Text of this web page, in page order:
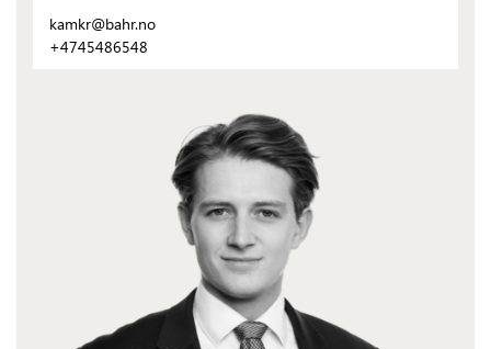
kamkr@bahr.no
+4745486548